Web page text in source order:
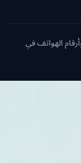
الهواتف في